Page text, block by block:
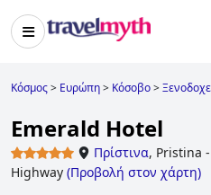
Κόσμος> Ευρώπη> Κόσοβο>
Emerald Hotel
Πρίστινα, Pristina
Highway (Προβολή στον χάρτη)